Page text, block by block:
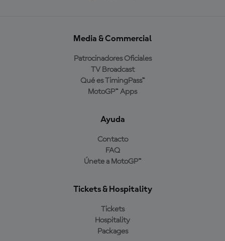
Media & Commercial
Patrocinadores Oficiales
TV Broadcast
Qué es TimingPass™
MotoGP™ Apps
Ayuda
Contacto
FAQ
Únete a MotoGP™
Tickets & Hospitality
Tickets
Hospitality
Packages